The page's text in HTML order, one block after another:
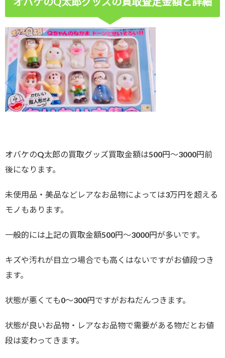
オバケのQ太郎の買取グッズ買取金額は500円～3000円前
後になります。
未使用品・美品などレアなお品物によっては3万円を超える
モノもあります。
一般的には上記の買取金額500円～3000円が多いです。
キズや汚れが目立つ場合でも高くはないですがお値段つき
ます。
状態が悪くても0～300円ですがおねだんつきます。
状態が良いお品物・レアなお品物で需要がある物だとお値
段は変わってきます。